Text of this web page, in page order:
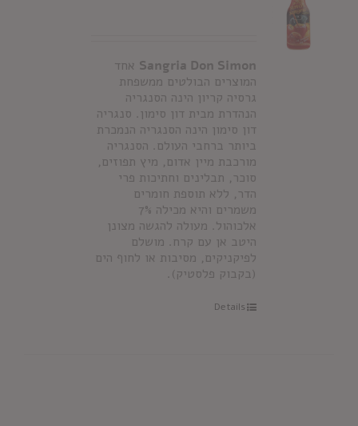
Sangria Don Simon אחד
המוצרים הבולטים ממשפחת
גרסיה קריון הינה הסנגריה
הנהדרת מבית דון סימון. סנגריה
דון סימון הינה הסנגריה הנמכרת
ביותר ברחבי העולם. הסנגריה
מורכבת מיין אדום, מיץ תפוזים,
סוכר, תבלינים וחתיכות פרי
הדר, ללא תוספת חומרים
משמרים והיא מכילה 7%
אלכוהול. מעולה להגשה מצונן
היטב אן עם קרח. מושלם
לפיקניקים, מסיבות או לחוף הים
(בקבוק פלסטיק).
Details